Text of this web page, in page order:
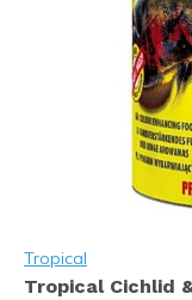
Tropical
Tropical Cichlid